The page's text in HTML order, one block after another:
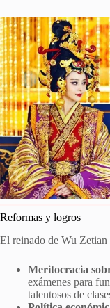
Reformas y logros
El reinado de Wu
Meritocracia
exámenes para
talentosos de